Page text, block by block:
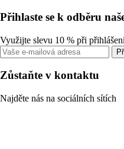
Přihlaste se k odběru
Využijte slevu 10 % při
Zůstaňte v kontaktu
Najděte nás na sociálních sítích